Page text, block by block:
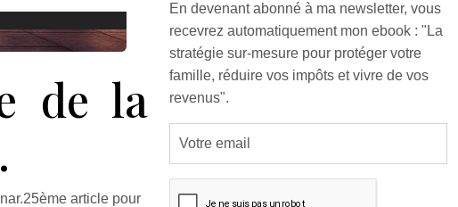
de la
article pour
En devenant abonné à ma newsletter, vous
recevrez automatiquement mon ebook : "La
stratégie sur-mesure pour protéger votre
famille, réduire vos impôts et vivre de vos
revenus".